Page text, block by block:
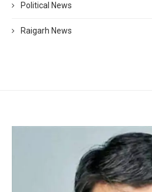
Political News
Raigarh News